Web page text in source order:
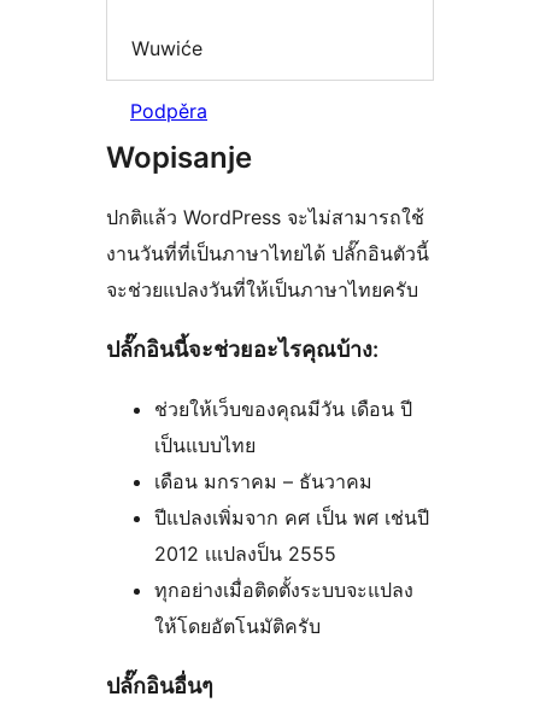
Wuwiće
Podpěra
Wopisanje
ปกติแล้ว WordPress จะไม่สามารถใช้
งานวันที่ที่เป็นภาษาไทยได้ ปลั๊กอินตัวนี้
จะช่วยแปลงวันที่ให้เป็นภาษาไทยครับ
ปลั๊กอินนี้จะช่วยอะไรคุณบ้าง:
ช่วยให้เว็บของคุณมีวัน เดือน ปี
เป็นแบบไทย
เดือน มกราคม – ธันวาคม
ปีแปลงเพิ่มจาก คศ เป็น พศ เช่นปี
2012 เแปลงป็น 2555
ทุกอย่างเมื่อติดตั้งระบบจะแปลง
ให้โดยอัตโนมัติครับ
ปลั๊กอินอื่นๆ